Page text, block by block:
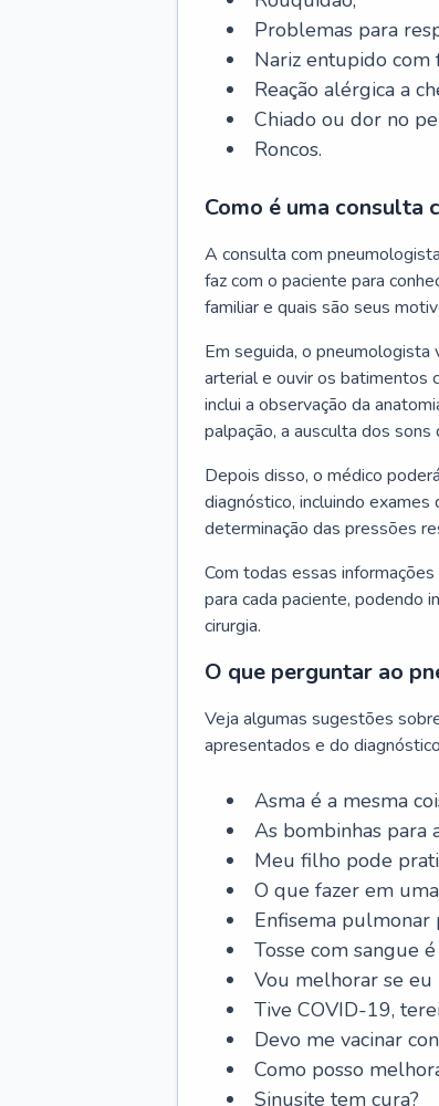
Problemas para
Nariz entupido com
Reação alérgica a
Chiado ou dor no
Roncos.
Como é uma consulta
A consulta com
faz com o paciente para
familiar e quais são seus
Em seguida, o pneumologista
arterial e ouvir os batimentos
inclui a observação da
palpação, a ausculta dos
Depois disso, o médico
diagnóstico, incluindo exames
determinação das pressões
Com todas essas
para cada paciente, podendo
cirurgia.
O que perguntar ao
Veja algumas sugestões
apresentados e do
Asma é a mesma
As bombinhas para
Meu filho pode
O que fazer em
Enfisema pulmonar
Tosse com sangue
Vou melhorar se
Tive COVID-19,
Devo me vacinar
Como posso
Sinusite tem cura?